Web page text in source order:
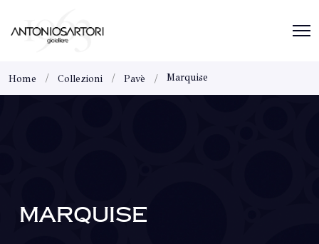
Home Collezioni Pavè Marquise
MARQUISE